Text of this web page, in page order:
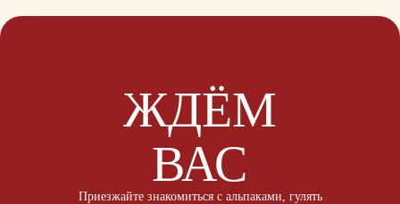
ЖДЁМ
ВАС
Приезжайте знакомиться с альпаками, гулять